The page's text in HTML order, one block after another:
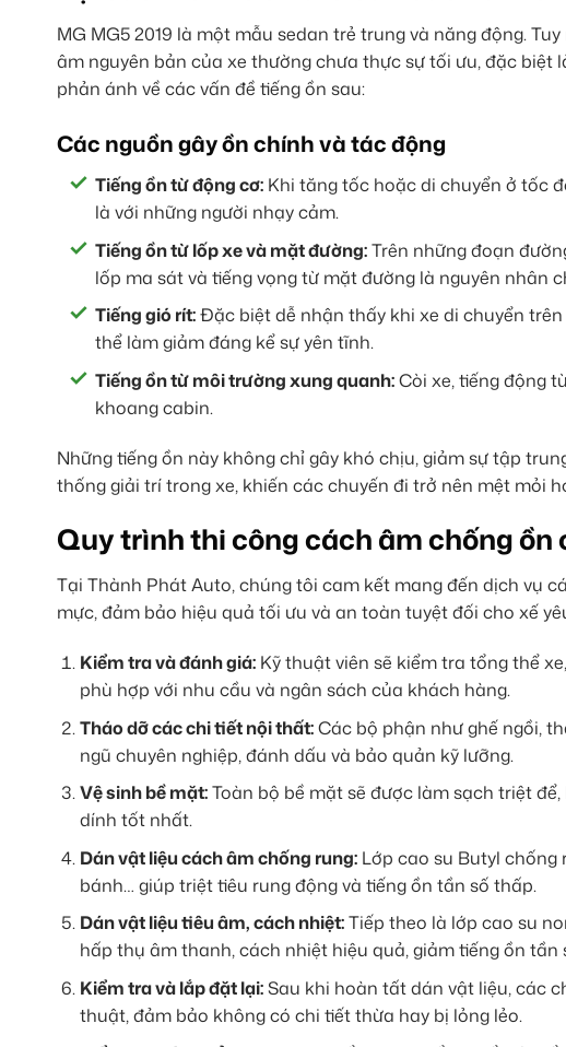
MG MG5 2019 là một mẫu sedan trẻ trung và năng động.
âm nguyên bản của xe thường chưa thực sự tối ưu, đặc biệt
phản ánh về các vấn đề tiếng ồn sau:
Các nguồn gây ồn chính và tác động
Tiếng ồn từ động cơ: Khi tăng tốc hoặc di chuyển ở tốc
là với những người nhạy cảm.
Tiếng ồn từ lốp xe và mặt đường:Trên những đoạn
lốp ma sát và tiếng vọng từ mặt đường là nguyên nhân
Tiếng gió rít:Đặc biệt dễ nhận thấy khi xe di chuyển
thể làm giảm đáng kể sự yên tĩnh.
Tiếng ồn từ môi trường xung quanh:Còi xe, tiếng động
khoang cabin.
Những tiếng ồn này không chỉ gây khó chịu, giảm sự tập
thống giải trí trong xe, khiến các chuyến đi trở nên mệt mỏi
Quy trình thi công cách âm chống
Tại Thành Phát Auto, chúng tôi cam kết mang đến dịch vụ
mực, đảm bảo hiệu quả tối ưu và an toàn tuyệt đối cho xế
Kiểm tra và đánh giá:Kỹ thuật viên sẽ kiểm tra tổng thể
phù hợp với nhu cầu và ngân sách của khách hàng.
Tháo dỡ các chi tiết nội thất:Các bộ phận như ghế ngồi,
ngũ chuyên nghiệp, đánh dấu và bảo quản kỹ lưỡng.
Vệ sinh bề mặt:Toàn bộ bề mặt sẽ được làm sạch triệt
dính tốt nhất.
Dán vật liệu cách âm chống rung:Lớp cao su Butyl chống
bánh… giúp triệt tiêu rung động và tiếng ồn tần số thấp.
Dán vật liệu tiêu âm, cách nhiệt:Tiếp theo là lớp cao su
hấp thụ âm thanh, cách nhiệt hiệu quả, giảm tiếng ồn
Kiểm tra và lắp đặt lại:Sau khi hoàn tất dán vật liệu, các
thuật, đảm bảo không có chi tiết thừa hay bị lỏng lẻo.